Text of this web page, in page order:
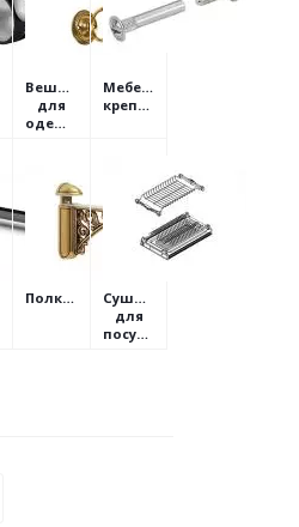
Вешалки
для
одежды
Мебельный
крепеж
Полкодержатели
Сушилки
для
посуды